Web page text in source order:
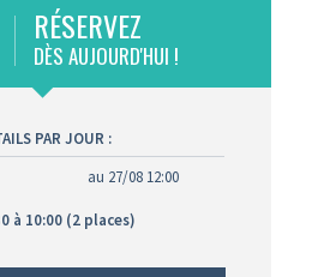
RÉSERVEZ
DÈS AUJOURD'HUI !
PAR JOUR :
au 27/08 12:00
à 10:00 (2 places)